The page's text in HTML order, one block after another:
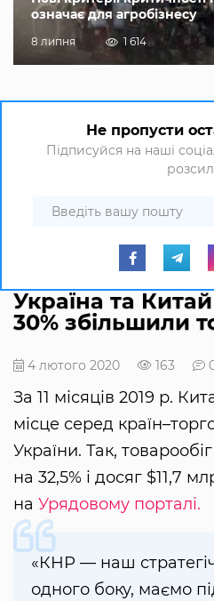
означає для агробізнесу
8 липня 1 614
Не пропусти
Підписуйся на наші
Україна та
30% збільшили
4 лютого 2020 163
За 11 місяців 2019 р.
місце серед
України. Так,
на 32,5% і досяг $11,7
на Урядовому порталі.
«КНР — наш
одного боку, маємо